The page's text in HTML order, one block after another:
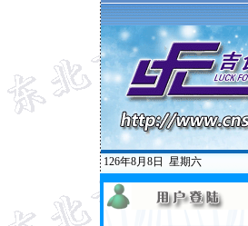
126年8月8日 星期六